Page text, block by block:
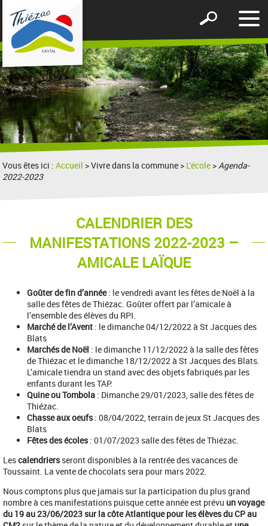
le
Afficher
formulaire
de
recherche
Vous êtes ici :Accueil > Vivre dans la commune > L'école >Agenda-
2022-2023
CALENDRIER DES
MANIFESTATIONS 2022-2023 –
AMICALE LAÏQUE
Goûter de fin d’année: le vendredi avant les fêtes de Noël à la
salle des fêtes de Thiézac. Goûter offert par l’amicale à
l’ensemble des élèves du RPI.
Marché de l’Avent: le dimanche 04/12/2022 à St Jacques des
Blats
Marchés de Noël : le dimanche 11/12/2022 à la salle des fêtes
de Thiézac et le dimanche 18/12/2022 à St Jacques des Blats.
L’amicale tiendra un stand avec des objets fabriqués par les
enfants durant les TAP.
Quine ou Tombola: Dimanche 29/01/2023, salle des fêtes de
Thiézac.
Chasse aux oeufs: 08/04/2022, terrain de jeux St Jacques des
Blats
Fêtes des écoles: 01/07/2023 salle des fêtes de Thiézac.
Lescalendriersseront disponibles à la rentrée des vacances de
Toussaint. La vente de chocolats sera pour mars 2022.
Nous comptons plus que jamais sur la participation du plus grand
nombre à ces manifestations puisque cette année est prévu un voyage
du 19 au 23/06/2023 sur la côte Atlantique pour les élèves du CP au